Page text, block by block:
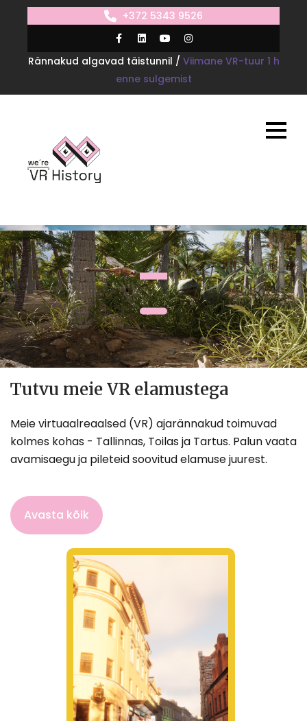
+372 5343 9526
Rännakud algavad täistunnil / Viimane VR-tuur 1 h
enne sulgemist
VR Toila 1938
Üks loss, kaks ajastut, kolm rännakut
Avasta rohkem
Tutvu meie VR elamustega
Meie virtuaalreaalsed (VR) ajarännakud toimuvad
kolmes kohas - Tallinnas, Toilas ja Tartus. Palun vaata
avamisaegu ja pileteid soovitud elamuse juurest.
Avasta kõik